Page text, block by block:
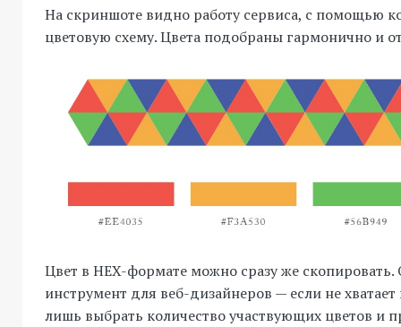
На скриншоте видно работу сервиса, с помощью
цветовую схему. Цвета подобраны гармонично и
Цвет в HEX-формате можно сразу же
инструмент для веб-дизайнеров — если не
лишь выбрать количество участвующих цветов и